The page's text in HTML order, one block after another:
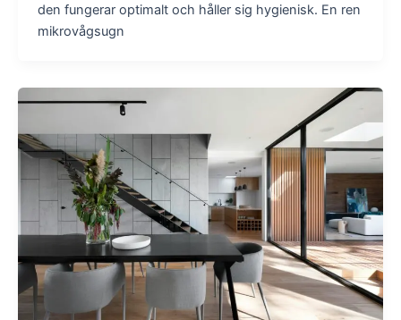
den fungerar optimalt och håller sig hygienisk. En ren
mikrovågsugn